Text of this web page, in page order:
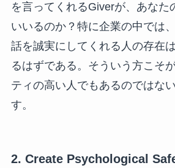
を言ってくれるGiverが、あなた
いいるのか？特に企業の中では
話を誠実にしてくれる人の存在
るはずである。そういう方こそ
ティの高い人でもあるのではな
す。
2. Create Psychological